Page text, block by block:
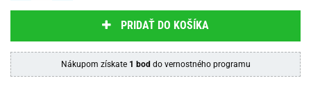
PRIDAŤ DO KOŠÍKA
Nákupom získate 1 bod do vernostného programu